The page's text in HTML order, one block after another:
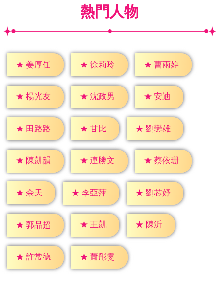
熱門人物
★ 姜厚任 ★ 徐莉玲 ★ 曹雨婷
★ 楊光友 ★ 沈政男 ★ 安迪
★ 田路路 ★ 甘比 ★ 劉鑾雄
★ 陳凱韻 ★ 連勝文 ★ 蔡依珊
★ 余天 ★ 李亞萍 ★ 劉芯妤
★ 郭品超 ★ 王凱 ★ 陳沂
★ 許常德 ★ 蕭彤雯